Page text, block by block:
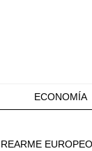
ECONOMÍA
REARME EUROPEO